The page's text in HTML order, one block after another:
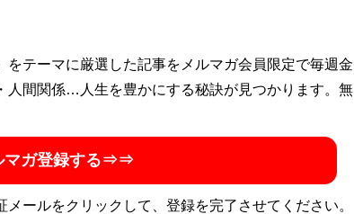
テーマに厳選した記事をメルマガ会員限定で毎週金
人間関係…人生を豊かにする秘訣が見つかります。無
マガ登録する⇒⇒
ールをクリックして、登録を完了させてください。